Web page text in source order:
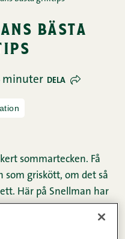
bästa
minuter DELA
sommartecken. Få
som griskött, om det så
Här på Snellman har